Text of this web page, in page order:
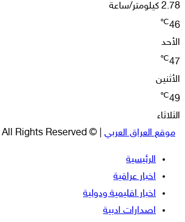
2.78 كيلومتر/ساعة
46
℃
الأحد
47
℃
الأثنين
49
℃
الثلاثاء
موقع العراق العربي | © Copyright 2026, All Rights Reserved
الرئيسية
اخبار عراقية
اخبار اقليمية ودولية
اصدارات ادبية